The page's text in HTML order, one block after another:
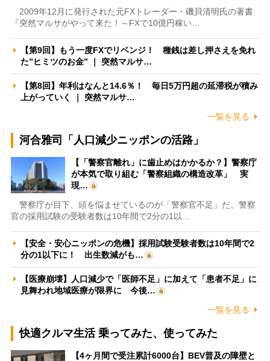
2009年12月に発行された元FXトレーダー・磯貝清明氏の著書
『突然マルサがやって来た！～FXで10億円稼い…
【第9回】もう一度FXでリベンジ！ 種銭は差し押さえを免れ
た”ヒミツのお金” ｜ 突然マルサ…
【第8回】年利はなんと14.6％！ 毎日5万円超の延滞税が積み
上がっていく ｜ 突然マルサ…
一覧を見る
河合雅司「人口減少ニッポンの活路」
【「警察官離れ」に歯止めはかかるか？】警察庁
が本気で取り組む「警察組織の構造改革」 実
現…
警察庁が目下、頭を悩ませているのが「警察官不足」だ。警察
官の採用試験の受験者数は10年間で2分の1以…
【安全・安心ニッポンの危機】採用試験受験者数は10年間で2
分の1以下に！ 出生数減がも…
【医療崩壊】人口減少で「医師不足」に加えて「患者不足」に
見舞われ地域医療が限界に 今後…
一覧を見る
快適クルマ生活 乗ってみた、使ってみた
【4ヶ月間で受注累計6000台】BEV普及の障壁と